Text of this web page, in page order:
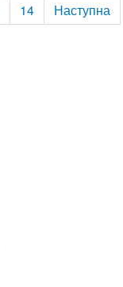
14
Наступна